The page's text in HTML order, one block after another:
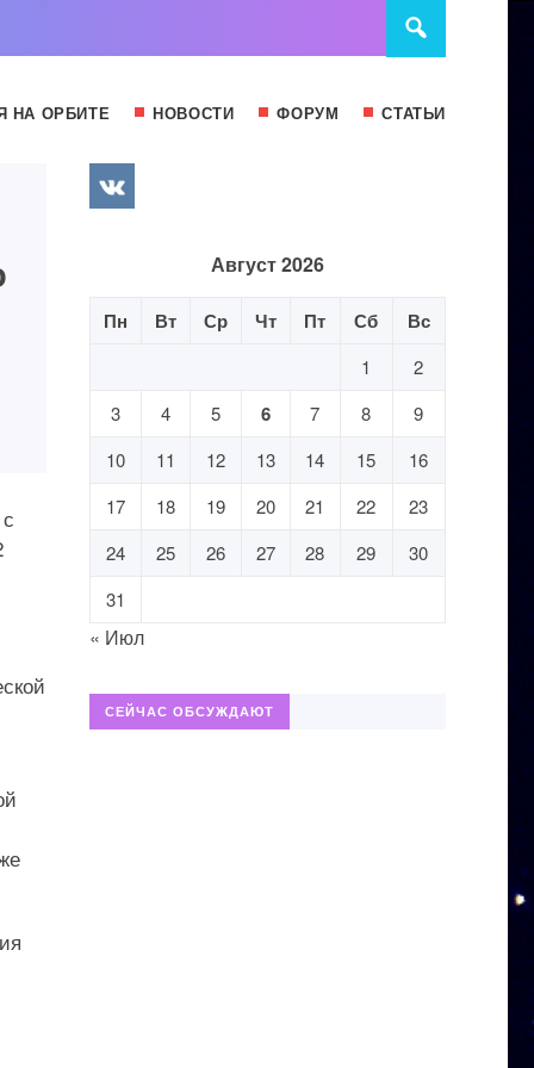
НА ОРБИТЕ НОВОСТИ ФОРУМ СТАТЬИ
Август 2026
Пн Вт Ср Чт Пт Сб Вс
1
2
3
4 5 6 7 8
9
10
11 12 13 14 15
16
17
18 19 20 21 22
23
24
25 26 27 28 29
30
31
« Июл
СЕЙЧАС ОБСУЖДАЮТ